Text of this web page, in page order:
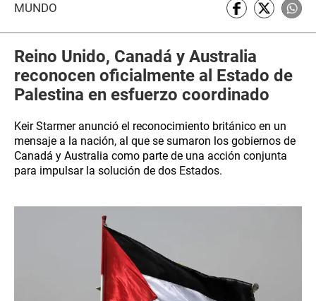
MUNDO
Reino Unido, Canadá y Australia
reconocen oficialmente al Estado de
Palestina en esfuerzo coordinado
Keir Starmer anunció el reconocimiento británico en un
mensaje a la nación, al que se sumaron los gobiernos de
Canadá y Australia como parte de una acción conjunta
para impulsar la solución de dos Estados.